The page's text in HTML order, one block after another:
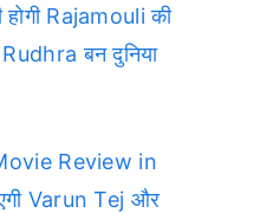
Rajamouli की
Rudhra बन दुनिया
Review in
Varun Tej और